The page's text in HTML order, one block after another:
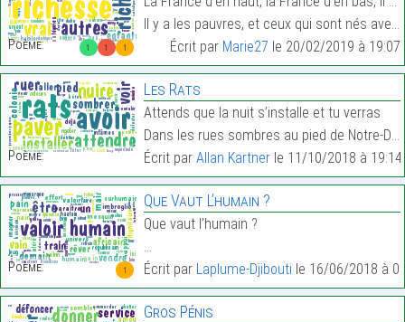
1 1 1
Poème:
Il y a les pauvres, et ceux qui sont nés avec une …
Écrit par Marie27 le 20/02/2019 à 19:07
Poème:
Les Rats
Attends que la nuit s’installe et tu verras
Dans les rues sombres au pied de Notre-Dame…
Écrit par Allan Kartnerle 11/10/2018 à 19:14
1
Poème:
Que Vaut L’humain ?
Que vaut l’humain ?
…
Écrit par Laplume-Djibouti le 16/06/2018 à
Gros Pénis